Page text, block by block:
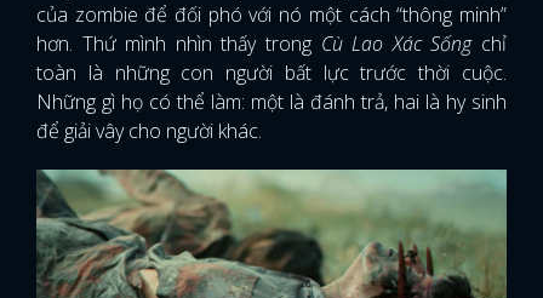
của zombie để đối phó với nó một cách “thông minh”
hơn. Thứ mình nhìn thấy trong Cù Lao Xác Sốngchỉ
toàn là những con người bất lực trước thời cuộc.
Những gì họ có thể làm: một là đánh trả, hai là hy sinh
để giải vây cho người khác.